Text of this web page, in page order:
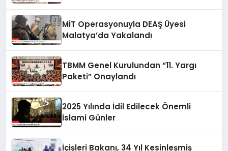
MİT Operasyonuyla DEAŞ Üyesi
Malatya’da Yakalandı
TBMM Genel Kurulundan “11. Yargı
Paketi” Onaylandı
2025 Yılında İdil Edilecek Önemli
İslami Günler
İçişleri Bakanı, 34 Yıl Kesinleşmiş